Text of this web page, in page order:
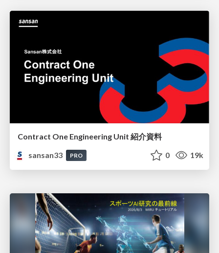
Contract One Engineering Unit 紹介資料
sansan33
PRO 0 19k